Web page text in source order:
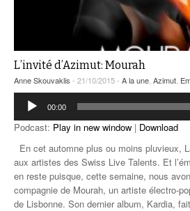
L’invité d’Azimut: Mourah
Anne Skouvaklis - 21/10/2015 - A la une Azimut
Lecteur
audio
00:00
Podcast: Play in new window | Download
En cet automne plus ou moins pluvieux,
aux artistes des Swiss Live Talents. Et
en reste puisque, cette semaine, nous
compagnie de Mourah, un artiste électro-
de Lisbonne. Son dernier album, Kardia,